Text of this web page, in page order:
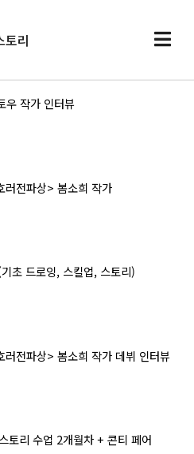
토리
작가 인터뷰
러전파상> 봄소희 작가
초 드로잉, 스킬업, 스토리)
러전파상> 봄소희 작가 데뷔 인터뷰
토리 수업 2개월차 + 콘티 페어